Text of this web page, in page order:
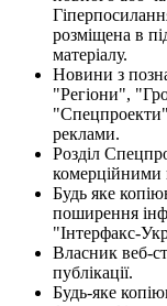
розміщена в
матеріалу.
Новини з
"Регіони",
реклами.
Розділ
комерційними
Будь яке
поширення
"Інтерфакс-
Власник веб-
публікації.
Будь-яке